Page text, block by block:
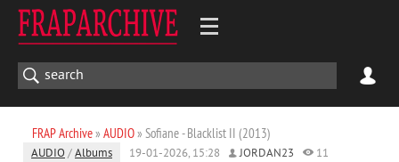
FRAP Archive» AUDIO» Sofiane - Blacklist II (2013)
AUDIO /Albums 19-01-2026, 15:28 JORDAN23
11